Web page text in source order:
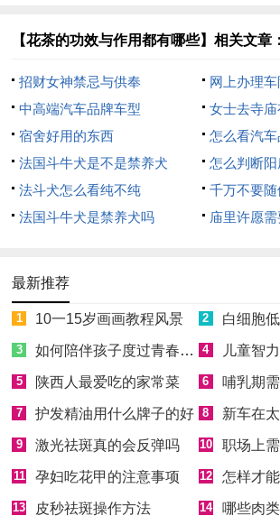
【花茶的功效与作用都有哪些】相关文章：
招财女神禁忌与供奉
网上办理
中高端汽车品牌车型
女士去寺
宿舍好用的东西
怎么看汽
法国斗牛犬是不是禁养犬
怎么判断
法斗犬怎么看纯不纯
千万不要
法国斗牛犬是禁养犬吗
庙里许愿
最新推荐
1 10一15岁画画教程风景 2 白细胞
3 如何陪伴孩子度过青春叛逆期 4 儿童智力低
5 陕西人最爱吃的家常菜 6 哺乳期
7 护发精油用什么牌子的好 8 新车在太阳
9 激光祛斑真的会反弹吗 10 职场上需
11 孕妇吃花甲的注意事项 12 怎样才能
13 皮秒祛斑操作方法 14 哪些肉